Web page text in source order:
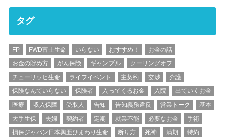
タグ
FP FWD富士生命 いらない おすすめ！
お金の話
お金の貯め方
がん保険 ギャンブル
クーリングオフ
チューリッヒ生命
ライフイベント 主契約 交渉
介護
保険なんていらない
保険者 入ってくるお金 入院
出ていくお金
医療
収入保障 受取人 告知 告知義務違反 営業トーク
基本
大手生保
夫婦 契約者 定期 就業不能 必要なお金
手術
損保ジャパン日本興亜ひまわり生命
断り方 死神 満期
特約